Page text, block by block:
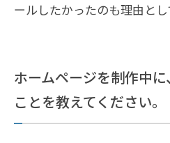
ールしたかったのも理由とし
ホームページを制作中
ことを教えてください。